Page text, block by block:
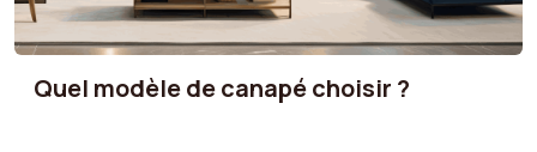
Quel modèle de canapé choisir ?